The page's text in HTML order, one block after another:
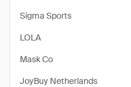
Sigma Sports
LOLA
Mask Co
JoyBuy Netherlands